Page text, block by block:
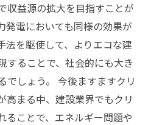
収益源の拡大を目指すことが
発電においても同様の効果が
法を駆使して、よりエコな建
することで、社会的にも大き
でしょう。 今後ますますクリ
高まる中、建設業界でもクリ
ることで、エネルギー問題や